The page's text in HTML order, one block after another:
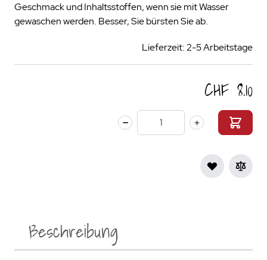
Geschmack und Inhaltsstoffen, wenn sie mit Wasser
gewaschen werden. Besser, Sie bürsten Sie ab.
Lieferzeit: 2-5 Arbeitstage
CHF 8.10
Menge
Beschreibung